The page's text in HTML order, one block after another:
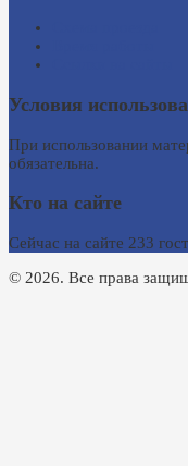
Условия
При использовании
обязательна.
Кто на сайте
Сейчас на сайте 233
© 2026. Все права